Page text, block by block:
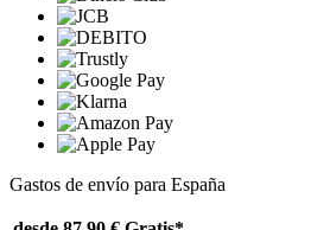
Gastos de envío para España